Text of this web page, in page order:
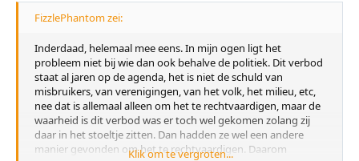
FizzlePhantom zei:
Inderdaad, helemaal mee eens. In mijn ogen ligt het
probleem niet bij wie dan ook behalve de politiek. Dit verbod
staat al jaren op de agenda, het is niet de schuld van
misbruikers, van verenigingen, van het volk, het milieu, etc,
nee dat is allemaal alleen om het te rechtvaardigen, maar de
waarheid is dit verbod was er toch wel gekomen zolang zij
daar in het stoeltje zitten. Dan hadden ze wel een andere
manier gevonden om het te rechtvaardigen. Daarom
Klik om te vergroten...